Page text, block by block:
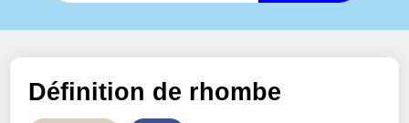
Définition de rhombe